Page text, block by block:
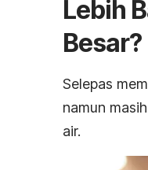
Lebih
Besar?
Selepas
namun
air.